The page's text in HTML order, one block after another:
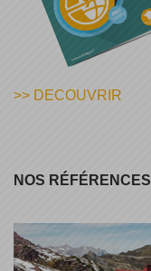
>> DECOUVRIR
NOS RÉFÉRENCES